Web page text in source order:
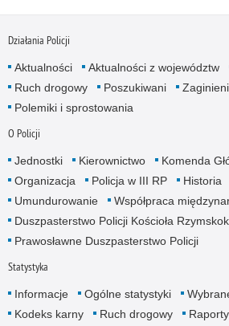
Działania Policji
Aktualności Aktualności z województw
Ruch drogowy
Poszukiwani Zaginieni
Polemiki i sprostowania
O Policji
Jednostki Kierownictwo
Komenda
Organizacja
Policja w III RP Historia
Umundurowanie
Współpraca
Duszpasterstwo Policji Kościoła
Prawosławne Duszpasterstwo Policji
Statystyka
Informacje Ogólne statystyki
Kodeks karny
Ruch drogowy Raporty